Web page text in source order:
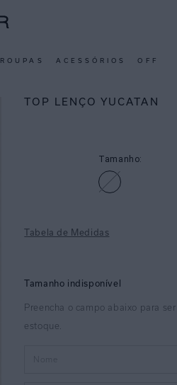
ROUPAS ACESSÓRIOS OFF
TOP LENÇO YUCATAN
Tamanho:
Tabela de Medidas